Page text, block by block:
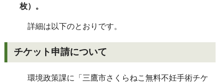
枚）。
詳細は以下のとおりです。
チケット申請について
環境政策課に「三鷹市さくらねこ無料不妊手術チケ